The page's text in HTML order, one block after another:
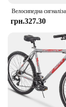
грн.327.30